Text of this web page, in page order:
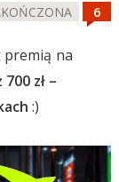
premią na
zł –
:)